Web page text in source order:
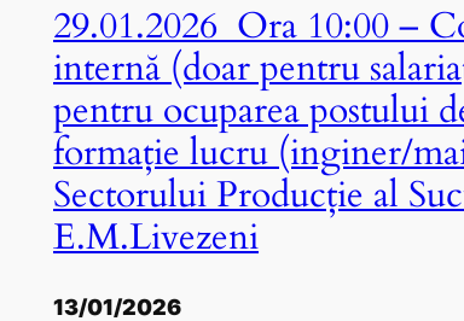
29.01.2026 Ora 10:00 –
internă (doar pentru
pentru ocuparea postului
formație lucru (inginer/
Sectorului Producție al
E.M.Livezeni
13/01/2026